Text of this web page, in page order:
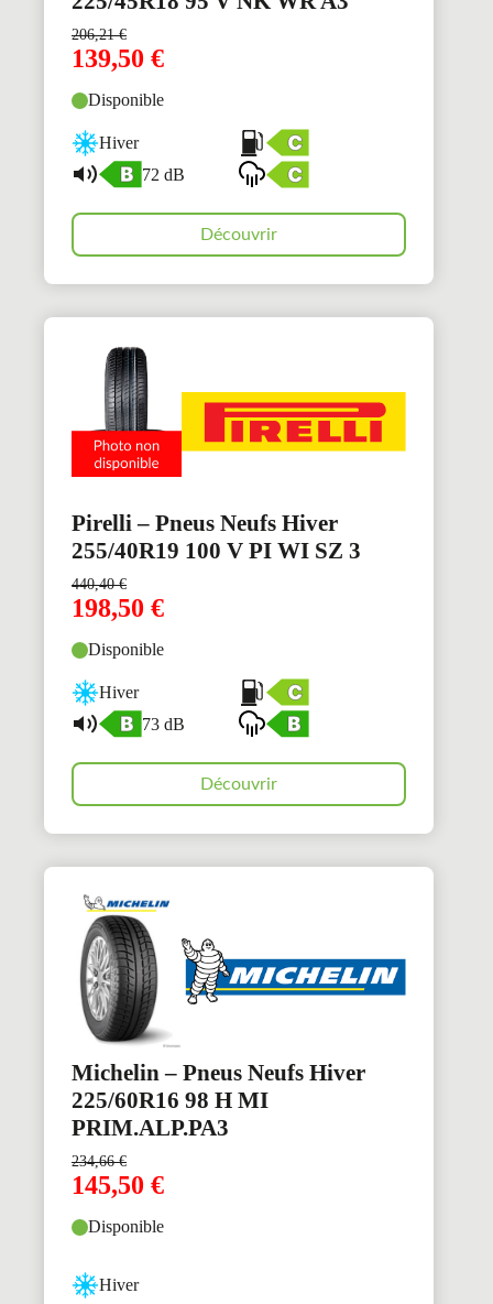
206,21€
139,50 €
Disponible
Hiver
72 dB
Découvrir
Pirelli – Pneus Neufs Hiver
255/40R19 100 V PI WI SZ 3
440,40€
198,50 €
Disponible
Hiver
73 dB
Découvrir
Michelin – Pneus Neufs Hiver
225/60R16 98 H MI
PRIM.ALP.PA3
234,66€
145,50 €
Disponible
Hiver